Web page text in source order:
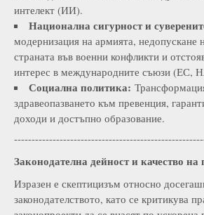
интелект (ИИ).
Национална сигурност и
модернизация на армията, недопускане
страната във военни конфликти и
интерес в международните съюзи
Социална политика:
здравеопазването към превенция,
доходи и достъпно образование.
Законодателна дейност и качество на
Изразен е скептицизъм относно
законодателството, като се критикува